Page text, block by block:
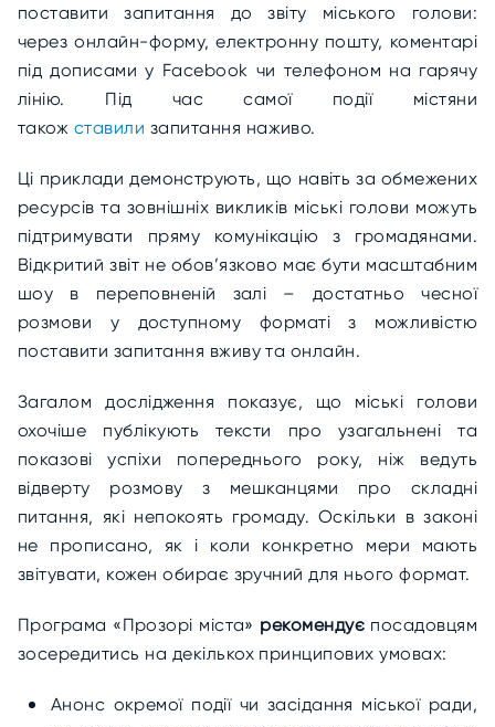
поставити запитання до звіту міського голови:
через онлайн-форму, електронну пошту, коментарі
під дописами у Facebook чи телефоном на гарячу
лінію. Під час самої події містяни
також ставили запитання наживо.
Ці приклади демонструють, що навіть за обмежених
ресурсів та зовнішніх викликів міські голови можуть
підтримувати пряму комунікацію з громадянами.
Відкритий звіт не обов’язково має бути масштабним
шоу в переповненій залі – достатньо чесної
розмови у доступному форматі з можливістю
поставити запитання вживу та онлайн.
Загалом дослідження показує, що міські голови
охочіше публікують тексти про узагальнені та
показові успіхи попереднього року, ніж ведуть
відверту розмову з мешканцями про складні
питання, які непокоять громаду. Оскільки в законі
не прописано, як і коли конкретно мери мають
звітувати, кожен обирає зручний для нього формат.
Програма «Прозорі міста» рекомендує посадовцям
зосередитись на декількох принципових умовах:
Анонс окремої події чи засідання міської ради,